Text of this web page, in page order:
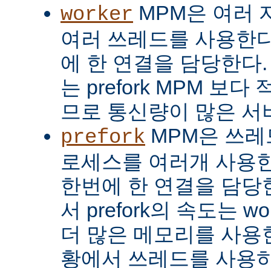
worker MPM은 여러
여러 쓰레드를 사용한
에 한 연결을 담당한다
는 prefork MPM 보다
므로 통신량이 많은 서
prefork MPM은 쓰
로세스를 여러개 사용
한번에 한 연결을 담당
서 prefork의 속도는
더 많은 메모리를 사
황에서 쓰레드를 사용